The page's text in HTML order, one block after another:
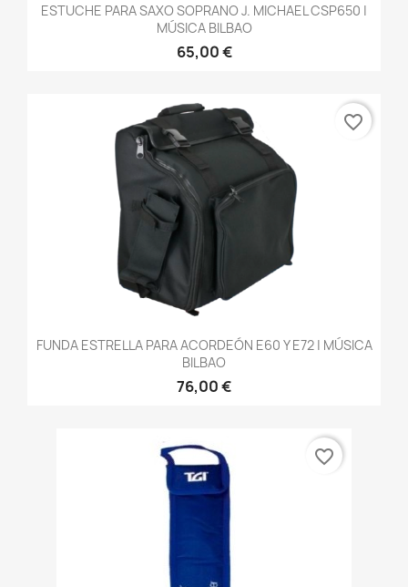
ESTUCHE PARA SAXO SOPRANO J. MICHAEL CSP650 |
MÚSICA BILBAO
65,00 €
FUNDA ESTRELLA PARA ACORDEÓN E60 Y E72 | MÚSICA
BILBAO
76,00 €
favorite_border
favorite_border